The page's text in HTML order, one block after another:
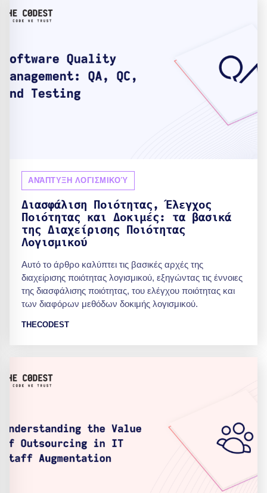
ΑΝΆΠΤΥΞΗ ΛΟΓΙΣΜΙΚΟΎ
Διασφάλιση Ποιότητας, Έλεγχος
Ποιότητας και Δοκιμές: τα βασικά
της Διαχείρισης Ποιότητας
Λογισμικού
Αυτό το άρθρο καλύπτει τις βασικές αρχές της
διαχείρισης ποιότητας λογισμικού, εξηγώντας τις έννοιες
της διασφάλισης ποιότητας, του ελέγχου ποιότητας και
των διαφόρων μεθόδων δοκιμής λογισμικού.
THECODEST